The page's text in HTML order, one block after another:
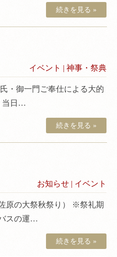
続きを見る »
イベント |神事・祭典
・御一門ご奉仕による大的
当日…
続きを見る »
お知らせ | イベント
原の大祭秋祭り） ※祭礼期
スの運…
続きを見る »